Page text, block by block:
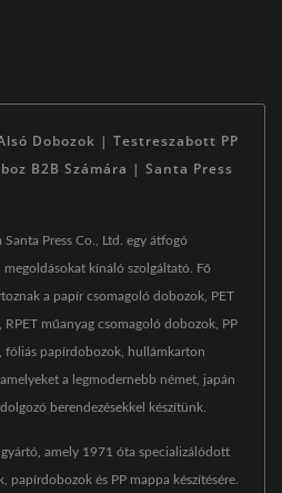
Dobozok | Testreszabott PP
B2B Számára | Santa Press
Press Co., Ltd. egy átfogó
megoldásokat kínáló szolgáltató. Fő
a papír csomagoló dobozok, PET
műanyag csomagoló dobozok, PP
fóliás papírdobozok, hullámkarton
a legmodernebb német, japán
berendezésekkel készítünk.
amely 1971 óta specializálódott
papírdobozok és PP mappa készítésére.